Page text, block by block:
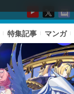
特集記事 マンガ